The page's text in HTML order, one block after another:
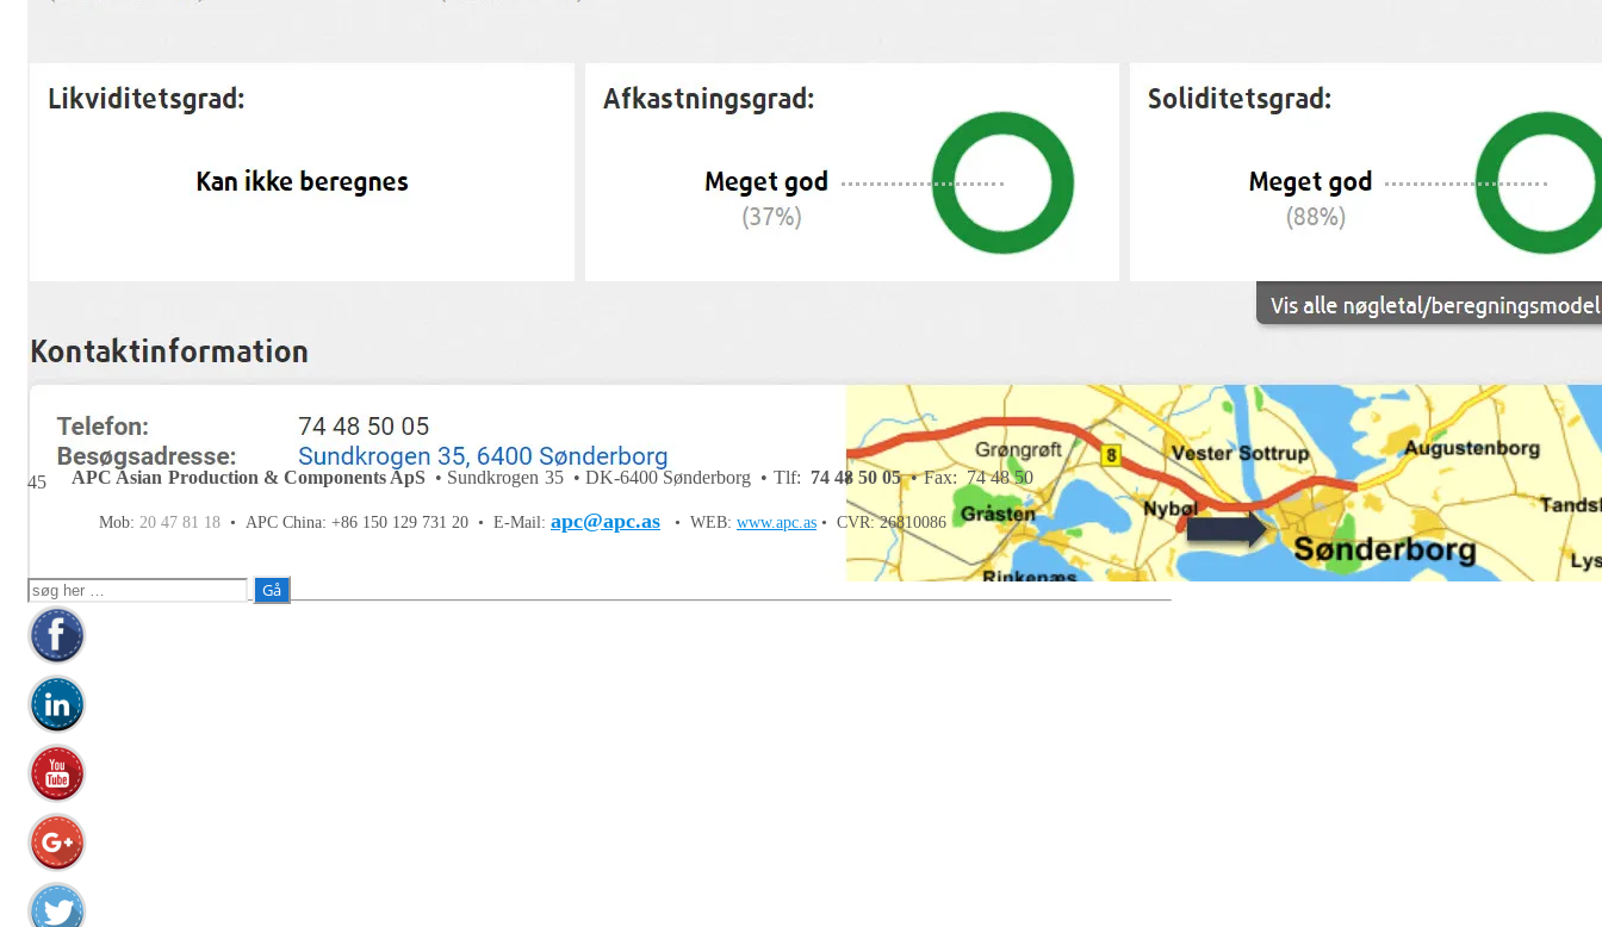
APC Asian Production & Components ApS• Sundkrogen 35 • DK-6400 Sønderborg • Tlf: 74 48 50 05• Fax: 74 48 50
45
Mob: 20 47 81 18 • APC China: +86 150 129 731 20 • E-Mail: apc@apc.as • WEB: www.apc.as • CVR: 26810086
Søg
efter: